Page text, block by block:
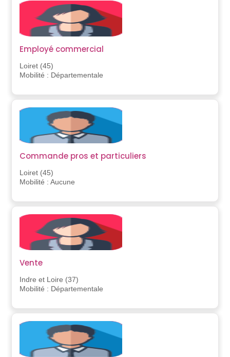
Employé commercial
Loiret (45)
Mobilité : Départementale
Commande pros et particuliers
Loiret (45)
Mobilité : Aucune
Vente
Indre et Loire (37)
Mobilité : Départementale